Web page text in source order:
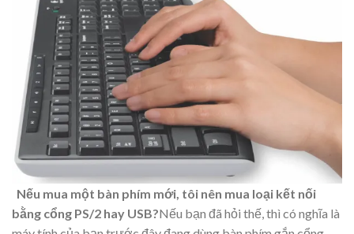
Nếu mua một bàn phím mới, tôi nên mua loại kết nối
bằng cổng PS/2 hay USB?Nếu bạn đã hỏi thế, thì có nghĩa là